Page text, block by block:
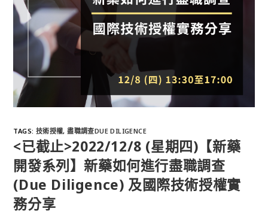
TAGS: 技術授權, 盡職調查DUE DILIGENCE
<已截止>2022/12/8 (星期四)【新藥
開發系列】新藥如何進行盡職調查
(Due Diligence) 及國際技術授權實
務分享